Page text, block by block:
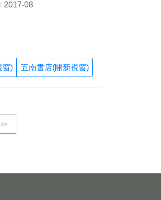
2017-08
窗) 五南書店(開新視窗)
>>